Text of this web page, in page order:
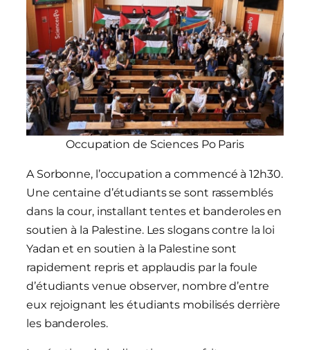
Occupation de Sciences Po Paris
A Sorbonne, l’occupation a commencé à 12h30.
Une centaine d’étudiants se sont rassemblés
dans la cour, installant tentes et banderoles en
soutien à la Palestine. Les slogans contre la loi
Yadan et en soutien à la Palestine sont
rapidement repris et applaudis par la foule
d’étudiants venue observer, nombre d’entre
eux rejoignant les étudiants mobilisés derrière
les banderoles.